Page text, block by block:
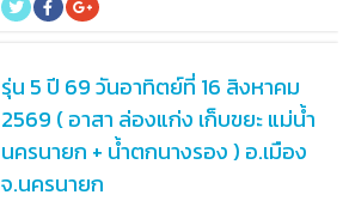
รุ่น 5 ปี 69 วันอาทิตย์ที่ 16 สิงหาคม
2569 ( อาสา ล่องแก่ง เก็บขยะ แม่น้ำ
นครนายก + น้ำตกนางรอง ) อ.เมือง
จ.นครนายก